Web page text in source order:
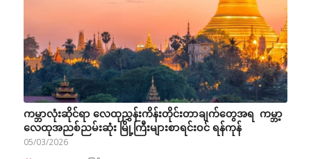
ကမ္ဘာလုံးဆိုင်ရာ လေထုညွှန်းကိန်းတိုင်းတာချက်တွေအရ ကမ္ဘာ့
လေထုအညစ်ညမ်းဆုံး မြို့ကြီးများစာရင်းဝင် ရန်ကုန်
05/03/2026